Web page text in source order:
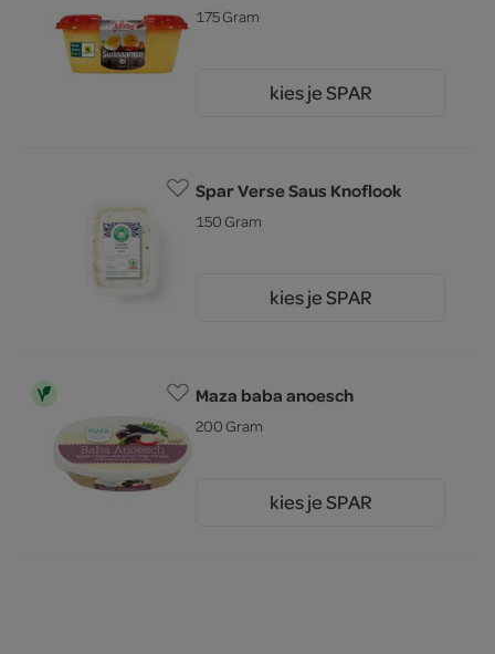
175 Gram
kies je SPAR
Spar Verse Saus Knoflook
150 Gram
kies je SPAR
Maza baba anoesch
200 Gram
kies je SPAR